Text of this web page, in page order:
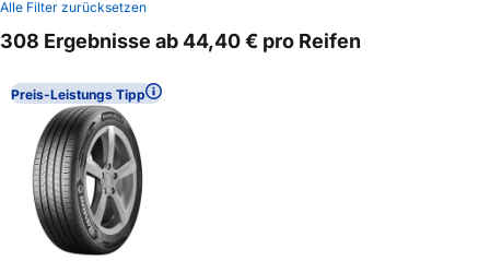
Alle Filter zurücksetzen
308 Ergebnisse ab 44,40 € pro Reifen
Preis-Leistungs Tipp